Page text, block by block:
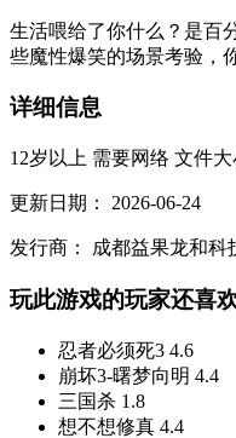
生活喂给了你什么？是百
些魔性爆笑的场景考验，
详细信息
12岁以上 需要网络 文件大
更新日期： 2026-06-24
发行商： 成都益果龙和科
玩此游戏的玩家还喜
忍者必须死3 4.6
崩坏3-曙梦向明 4.4
三国杀 1.8
想不想修真 4.4